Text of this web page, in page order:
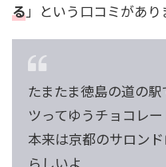
る」という口コミがあり
たまたま徳島の道の
ツってゆうチョコレ
本来は京都のサロン
らしいよ